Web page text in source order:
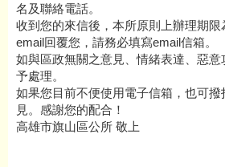
名及聯絡電話。
收到您的來信後，本所原則上辦理期限
email回覆您，請務必填寫email信箱。
如與區政無關之意見、情緒表達、惡
予處理。
如果您目前不便使用電子信箱，也可
見。感謝您的配合！
高雄市旗山區公所 敬上